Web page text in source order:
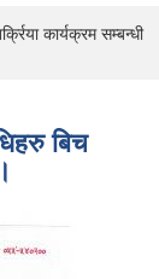
कार्यक्रम सम्बन्धी
बिच